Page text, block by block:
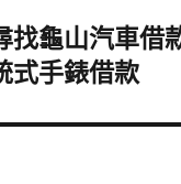
找龜山汽車借
式手錶借款